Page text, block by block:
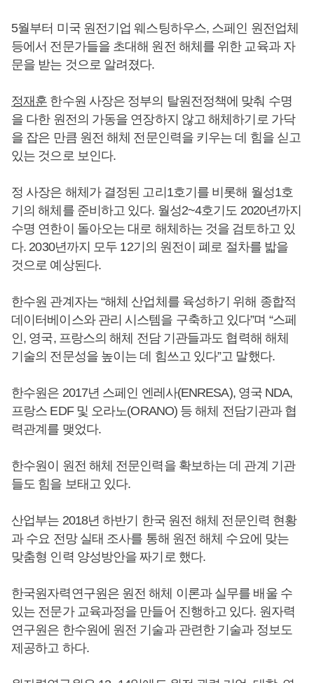
5월부터 미국 원전기업 웨스팅하우스, 스페인 원전업체
등에서 전문가들을 초대해 원전 해체를 위한 교육과 자
문을 받는 것으로 알려졌다.
정재훈 한수원 사장은 정부의 탈원전정책에 맞춰 수명
을 다한 원전의 가동을 연장하지 않고 해체하기로 가닥
을 잡은 만큼 원전 해체 전문인력을 키우는 데 힘을 싣고
있는 것으로 보인다.
정 사장은 해체가 결정된 고리1호기를 비롯해 월성1호
기의 해체를 준비하고 있다. 월성2~4호기도 2020년까지
수명 연한이 돌아오는 대로 해체하는 것을 검토하고 있
다. 2030년까지 모두 12기의 원전이 폐로 절차를 밟을
것으로 예상된다.
한수원 관계자는 “해체 산업체를 육성하기 위해 종합적
데이터베이스와 관리 시스템을 구축하고 있다”며 “스페
인, 영국, 프랑스의 해체 전담 기관들과도 협력해 해체
기술의 전문성을 높이는 데 힘쓰고 있다”고 말했다.
한수원은 2017년 스페인 엔레사(ENRESA), 영국 NDA,
프랑스 EDF 및 오라노(ORANO) 등 해체 전담기관과 협
력관계를 맺었다.
한수원이 원전 해체 전문인력을 확보하는 데 관계 기관
들도 힘을 보태고 있다.
산업부는 2018년 하반기 한국 원전 해체 전문인력 현황
과 수요 전망 실태 조사를 통해 원전 해체 수요에 맞는
맞춤형 인력 양성방안을 짜기로 했다.
한국원자력연구원은 원전 해체 이론과 실무를 배울 수
있는 전문가 교육과정을 만들어 진행하고 있다. 원자력
연구원은 한수원에 원전 기술과 관련한 기술과 정보도
제공하고 하다.